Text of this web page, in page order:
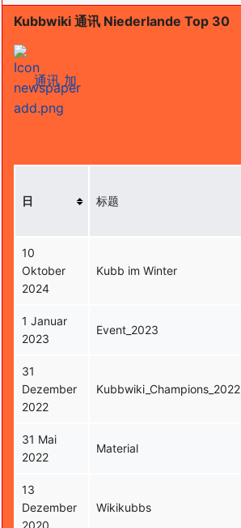
Kubbwiki 通讯 Niederlande Top 30
通讯 加
日 标题
10
Oktober
2024
Kubb im Winter
1 Januar
2023
Event_2023
31
Dezember
2022
Kubbwiki_Champions_2022
31 Mai
2022
Material
13
Dezember
2020
Wikikubbs